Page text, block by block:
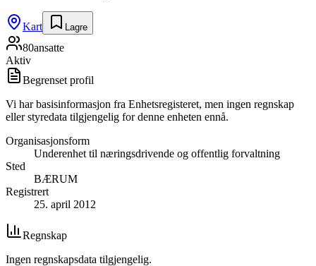
Kart Lagre
80ansatte
Aktiv
Begrenset profil
Vi har basisinformasjon fra Enhetsregisteret, men ingen regnskap
eller styredata tilgjengelig for denne enheten ennå.
Organisasjonsform
Underenhet til næringsdrivende og offentlig forvaltning
Sted
BÆRUM
Registrert
25. april 2012
Regnskap
Ingen regnskapsdata tilgjengelig.